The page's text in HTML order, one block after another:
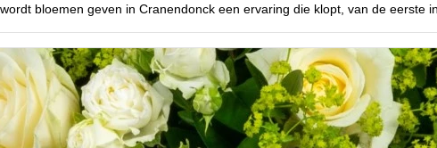
bloemen geven in Cranendonck een ervaring die klopt, van de eerste